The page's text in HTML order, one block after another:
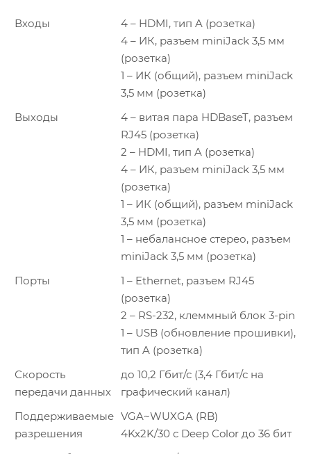
Входы
4 – HDMI, тип A (розетка)
4 – ИК, разъем miniJack 3,5 мм
(розетка)
1 – ИК (общий), разъем miniJack
3,5 мм (розетка)
Выходы
4 – витая пара HDBaseT, разъем
RJ45 (розетка)
2 – HDMI, тип A (розетка)
4 – ИК, разъем miniJack 3,5 мм
(розетка)
1 – ИК (общий), разъем miniJack
3,5 мм (розетка)
1 – небалансное стерео, разъем
miniJack 3,5 мм (розетка)
Порты
1 – Ethernet, разъем RJ45
(розетка)
2 – RS-232, клеммный блок 3-pin
1 – USB (обновление прошивки),
тип A (розетка)
Скорость
передачи данных
до 10,2 Гбит/с (3,4 Гбит/с на
графический канал)
Поддерживаемые
разрешения
VGA~WUXGA (RB)
4Kx2K/30 с Deep Color до 36 бит